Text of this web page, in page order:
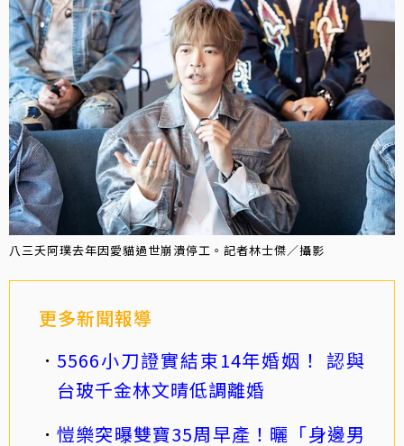
八三夭阿璞去年因愛貓過世崩潰停工。記者林士傑／攝影
更多新聞報導
5566小刀證實結束14年婚姻！ 認與
台玻千金林文晴低調離婚
愷樂突曝雙寶35周早產！曬「身邊男